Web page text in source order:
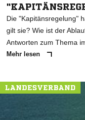
Die "Kapitänsregelung"
gilt sie? Wie ist der
Antworten zum Thema
Mehr lesen
LANDESVERBAND